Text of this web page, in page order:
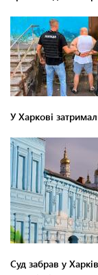
У Харкові
Суд забрав у